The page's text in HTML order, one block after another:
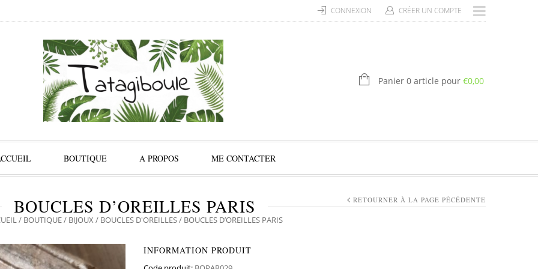
CONNEXION CRÉER UN COMPTE
Panier 0 article pour €0,00
BOUTIQUE A PROPOS ME CONTACTER
BOUCLES D’OREILLES PARIS
/ BOUTIQUE/ BIJOUX / BOUCLES D'OREILLES/ BOUCLES D’OREILLES PARIS
RETOURNER À LA PAGE PÉCÉDENTE
INFORMATION PRODUIT